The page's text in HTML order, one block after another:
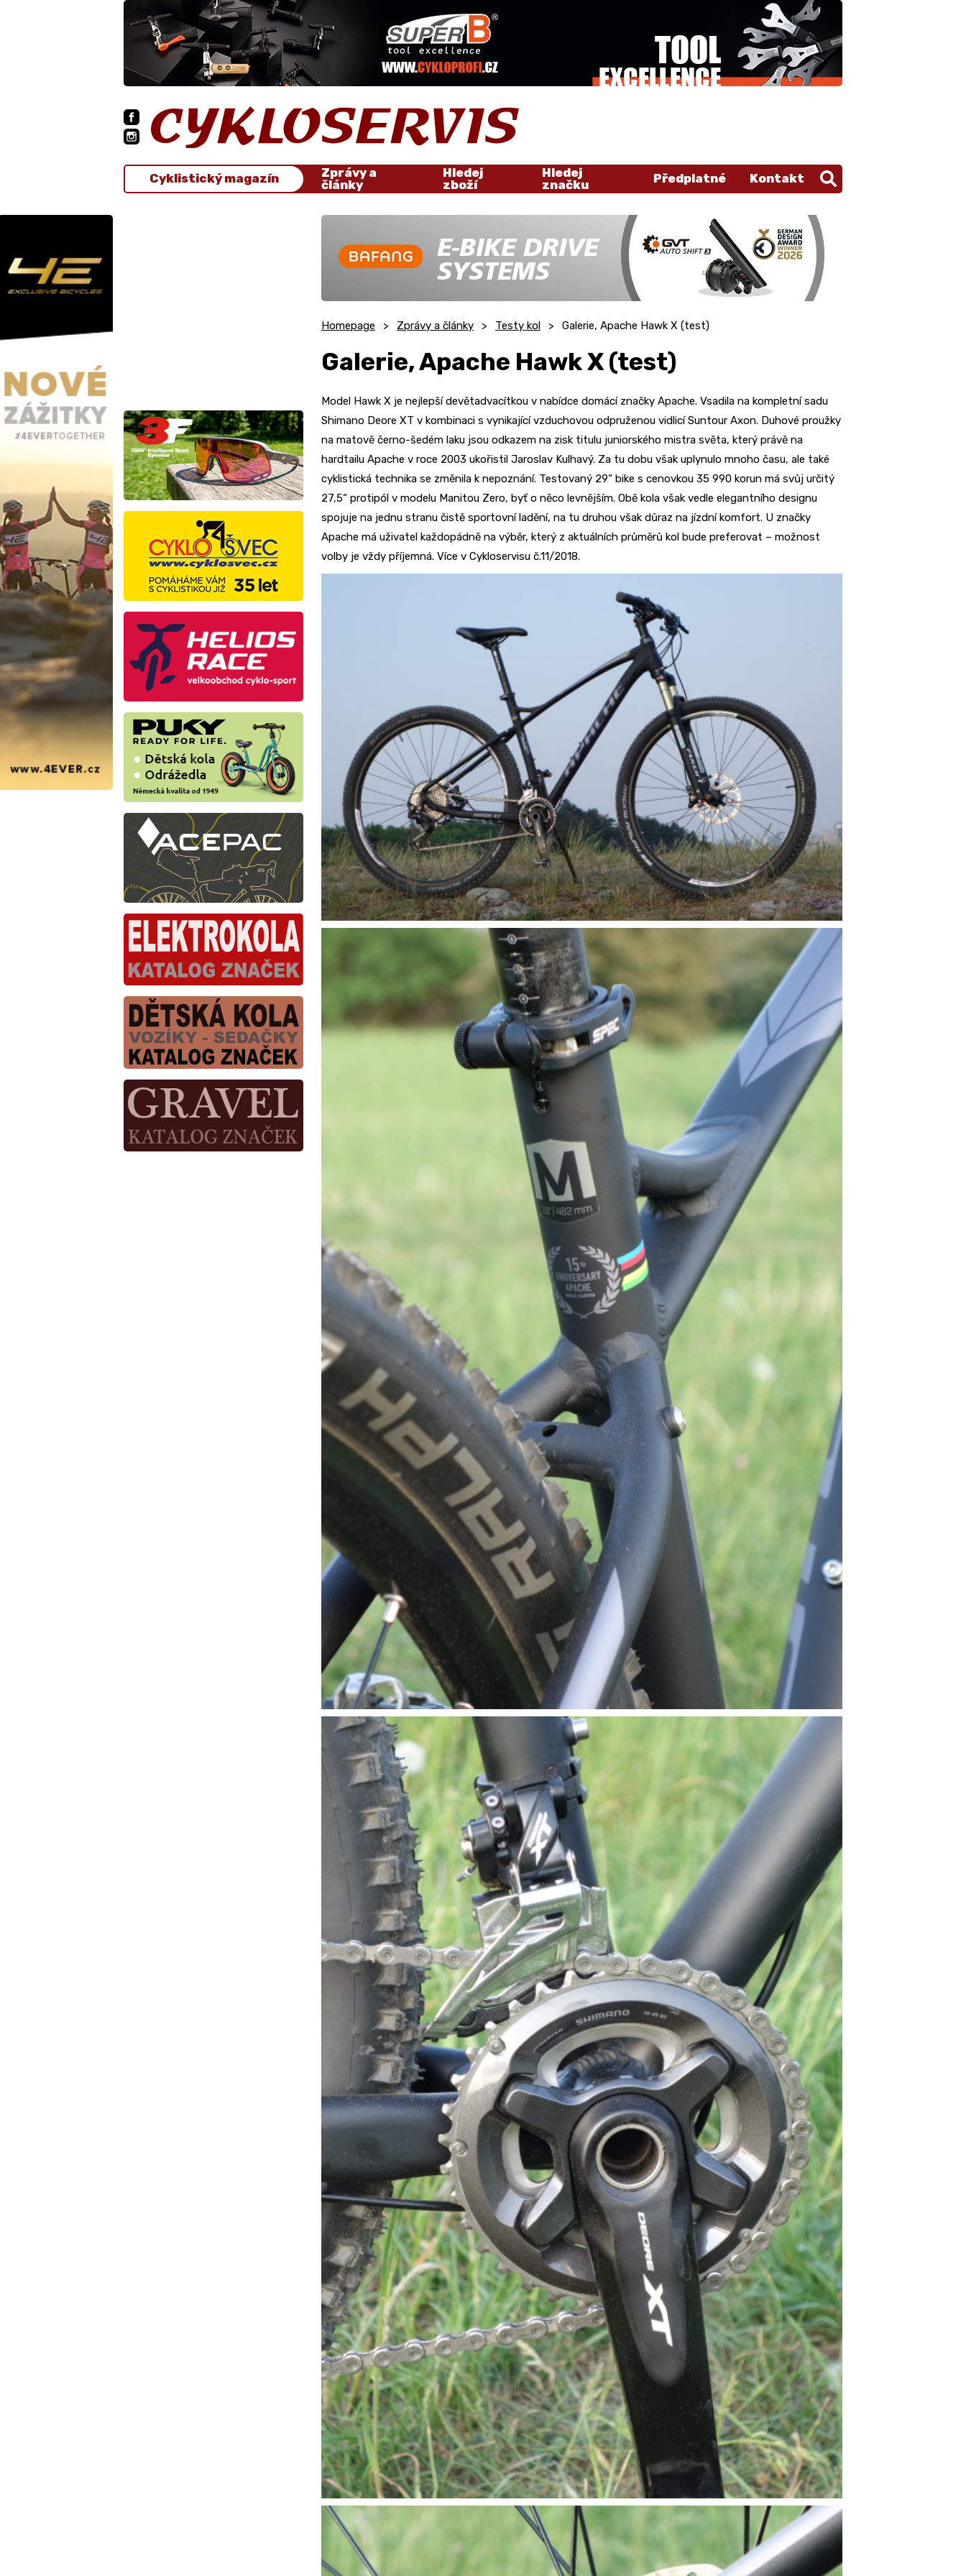
Cyklistický magazín
Zprávy a
články
Hledej
zboží
Hledej
značku
Předplatné Kontakt
Homepage Zprávy a články Testy kol Galerie, Apache Hawk X (test)
Galerie, Apache Hawk X (test)
Model Hawk X je nejlepší devětadvacítkou v nabídce domácí značky Apache. Vsadila na kompletní sadu
Shimano Deore XT v kombinaci s vynikající vzduchovou odpruženou vidlicí Suntour Axon. Duhové proužky
na matově černo-šedém laku jsou odkazem na zisk titulu juniorského mistra světa, který právě na
hardtailu Apache v roce 2003 ukořistil Jaroslav Kulhavý. Za tu dobu však uplynulo mnoho času, ale také
cyklistická technika se změnila k nepoznání. Testovaný 29“ bike s cenovkou 35 990 korun má svůj určitý
27,5“ protipól v modelu Manitou Zero, byť o něco levnějším. Obě kola však vedle elegantního designu
spojuje na jednu stranu čistě sportovní ladění, na tu druhou však důraz na jízdní komfort. U značky
Apache má uživatel každopádně na výběr, který z aktuálních průměrů kol bude preferovat – možnost
volby je vždy příjemná. Více v Cykloservisu č.11/2018.